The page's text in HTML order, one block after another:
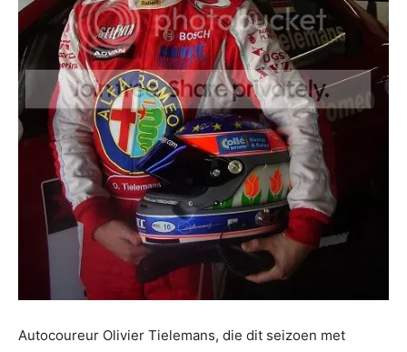
Autocoureur Olivier Tielemans, die dit seizoen met